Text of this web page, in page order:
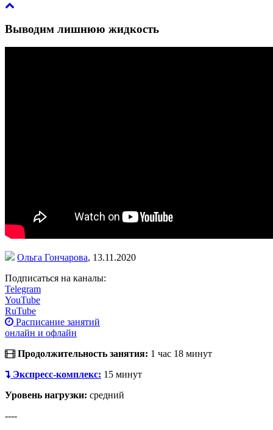
Выводим лишнюю жидкость
Ольга Гончарова, 13.11.2020
Подписаться на каналы:
Telegram
YouTube
RuTube
Расписание занятий
онлайн и офлайн
Продолжительность занятия: 1 час 18 минут
Экспресс-комплекс: 15 минут
Уровень нагрузки: средний
----